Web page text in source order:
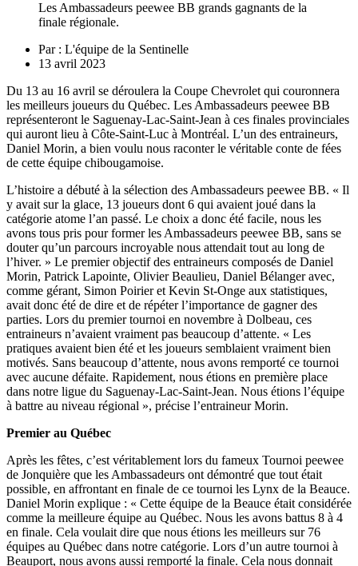
Les Ambassadeurs peewee BB grands gagnants de la
finale régionale.
Par : L'équipe de la Sentinelle
13 avril 2023
Du 13 au 16 avril se déroulera la Coupe Chevrolet qui couronnera
les meilleurs joueurs du Québec. Les Ambassadeurs peewee BB
représenteront le Saguenay-Lac-Saint-Jean à ces finales provinciales
qui auront lieu à Côte-Saint-Luc à Montréal. L’un des entraineurs,
Daniel Morin, a bien voulu nous raconter le véritable conte de fées
de cette équipe chibougamoise.
L’histoire a débuté à la sélection des Ambassadeurs peewee BB. « Il
y avait sur la glace, 13 joueurs dont 6 qui avaient joué dans la
catégorie atome l’an passé. Le choix a donc été facile, nous les
avons tous pris pour former les Ambassadeurs peewee BB, sans se
douter qu’un parcours incroyable nous attendait tout au long de
l’hiver. » Le premier objectif des entraineurs composés de Daniel
Morin, Patrick Lapointe, Olivier Beaulieu, Daniel Bélanger avec,
comme gérant, Simon Poirier et Kevin St-Onge aux statistiques,
avait donc été de dire et de répéter l’importance de gagner des
parties. Lors du premier tournoi en novembre à Dolbeau, ces
entraineurs n’avaient vraiment pas beaucoup d’attente. « Les
pratiques avaient bien été et les joueurs semblaient vraiment bien
motivés. Sans beaucoup d’attente, nous avons remporté ce tournoi
avec aucune défaite. Rapidement, nous étions en première place
dans notre ligue du Saguenay-Lac-Saint-Jean. Nous étions l’équipe
à battre au niveau régional », précise l’entraineur Morin.
Premier au Québec
Après les fêtes, c’est véritablement lors du fameux Tournoi peewee
de Jonquière que les Ambassadeurs ont démontré que tout était
possible, en affrontant en finale de ce tournoi les Lynx de la Beauce.
Daniel Morin explique : « Cette équipe de la Beauce était considérée
comme la meilleure équipe au Québec. Nous les avons battus 8 à 4
en finale. Cela voulait dire que nous étions les meilleurs sur 76
équipes au Québec dans notre catégorie. Lors d’un autre tournoi à
Beauport, nous avons aussi remporté la finale. Cela nous donnait